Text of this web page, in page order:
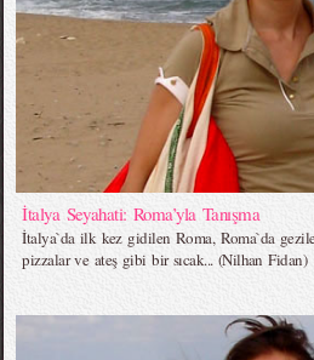
İtalya Seyahati: Roma’yla Tanışma
İtalya`da ilk kez gidilen Roma, Roma`da
pizzalar ve ateş gibi bir sıcak... (Nilhan Fidan)